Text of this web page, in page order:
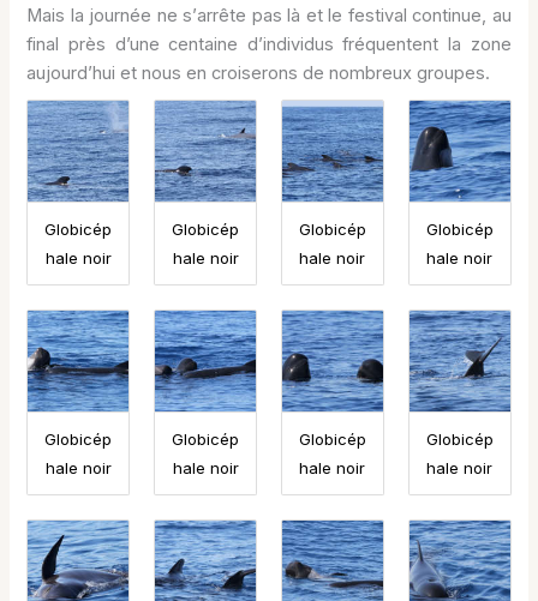
Mais la journée ne s’arrête pas là et le festival continue, au
final près d’une centaine d’individus fréquentent la zone
aujourd’hui et nous en croiserons de nombreux groupes.
Globicép
hale noir
Globicép
hale noir
Globicép
hale noir
Globicép
hale noir
Globicép
hale noir
Globicép
hale noir
Globicép
hale noir
Globicép
hale noir